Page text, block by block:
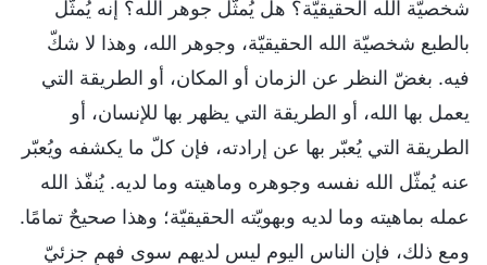
شخصيّة الله الحقيقيّة؟ هل يُمثّل جوهر الله؟ إنه يُمثّل
بالطبع شخصيّة الله الحقيقيّة، وجوهر الله، وهذا لا شكّ
فيه. بغضّ النظر عن الزمان أو المكان، أو الطريقة التي
يعمل بها الله، أو الطريقة التي يظهر بها للإنسان، أو
الطريقة التي يُعبّر بها عن إرادته، فإن كلّ ما يكشفه ويُعبّر
عنه يُمثّل الله نفسه وجوهره وماهيته وما لديه. يُنفّذ الله
عمله بماهيته وما لديه وبهويّته الحقيقيّة؛ وهذا صحيحٌ تمامًا.
ومع ذلك، فإن الناس اليوم ليس لديهم سوى فهمٍ جزئيّ